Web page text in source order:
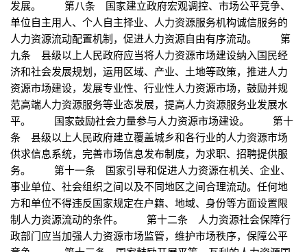
发展。 第八条 国家建立政府宏观调控、市场公平竞争、
单位自主用人、个人自主择业、人力资源服务机构诚信服务的
人力资源流动配置机制，促进人力资源自由有序流动。 第
九条 县级以上人民政府应当将人力资源市场建设纳入国民经
济和社会发展规划，运用区域、产业、土地等政策，推进人力
资源市场建设，发展专业性、行业性人力资源市场，鼓励并规
范高端人力资源服务等业态发展，提高人力资源服务业发展水
平。 国家鼓励社会力量参与人力资源市场建设。 第十
条 县级以上人民政府建立覆盖城乡和各行业的人力资源市场
供求信息系统，完善市场信息发布制度，为求职、招聘提供服
务。 第十一条 国家引导和促进人力资源在机关、企业、
事业单位、社会组织之间以及不同地区之间合理流动。任何地
方和单位不得违反国家规定在户籍、地域、身份等方面设置限
制人力资源流动的条件。 第十二条 人力资源社会保障行
政部门应当加强人力资源市场监管，维护市场秩序，保障公平